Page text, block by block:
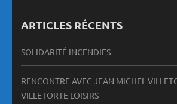
ARTICLES RÉCENTS
SOLIDARITÉ INCENDIES
RENCONTRE AVEC JEAN MICHEL
VILLETORTE LOISIRS